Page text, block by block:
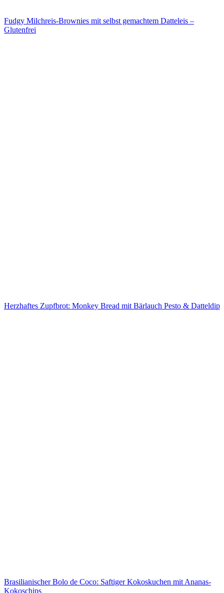
Fudgy Milchreis-Brownies mit selbst gemachtem Datteleis –
Glutenfrei
Herzhaftes Zupfbrot: Monkey Bread mit Bärlauch Pesto & Datteldip
Brasilianischer Bolo de Coco: Saftiger Kokoskuchen mit Ananas-
Kokoschips